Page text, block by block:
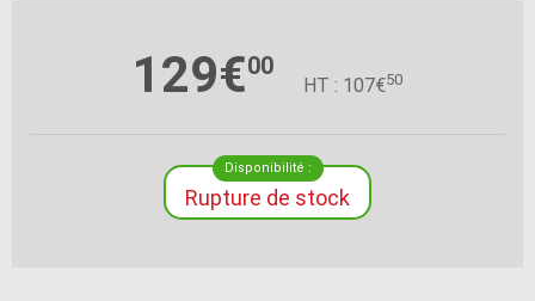
129€00
HT : 107€50
Disponibilité :
Rupture de stock